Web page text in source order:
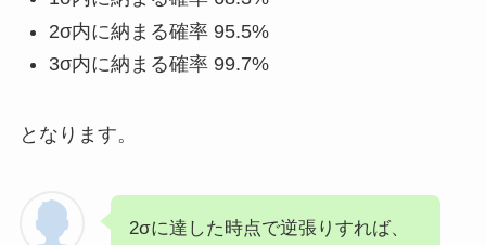
2σ内に納まる確率 95.5%
3σ内に納まる確率 99.7%
となります。
2σに達した時点で逆張りすれば、